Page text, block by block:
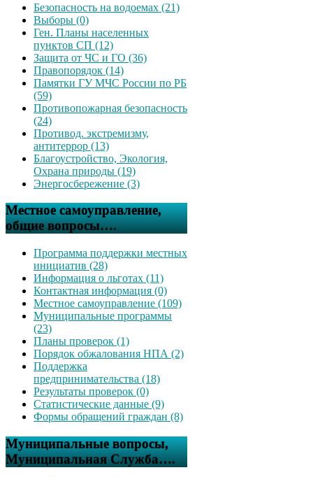
Безопасность на водоемах (21)
Выборы (0)
Ген. Планы населенных
пунктов СП (12)
Защита от ЧС и ГО (36)
Правопорядок (14)
Памятки ГУ МЧС России по РБ
(59)
Противопожарная безопасность
(24)
Противод. экстремизму,
антитеррор (13)
Благоустройство, Экология,
Охрана природы (19)
Энергосбережение (3)
Местное самоуправление,
общие вопросы….
Программа поддержки местных
инициатив (28)
Информация о льготах (11)
Контактная информация (0)
Местное самоуправление (109)
Муниципальные программы
(23)
Планы проверок (1)
Порядок обжалования НПА (2)
Поддержка
предпринимательства (18)
Результаты проверок (0)
Статистические данные (9)
Формы обращений граждан (8)
Муниципальные вопросы,
Муниципальная Служба….